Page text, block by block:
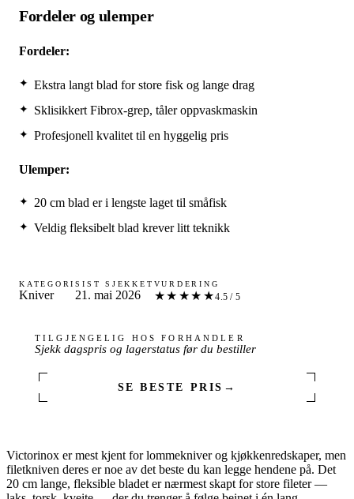
Fordeler og ulemper
Fordeler:
Ekstra langt blad for store fisk og lange drag
Sklisikkert Fibrox-grep, tåler oppvaskmaskin
Profesjonell kvalitet til en hyggelig pris
Ulemper:
20 cm blad er i lengste laget til småfisk
Veldig fleksibelt blad krever litt teknikk
KATEGORI
Kniver
SIST SJEKKET
21. mai 2026
VURDERING
★★★★★4.5 / 5
TILGJENGELIG HOS FORHANDLER
Sjekk dagspris og lagerstatus før du bestiller
SE BESTE PRIS →
Victorinox er mest kjent for lommekniver og kjøkkenredskaper, men
filetkniven deres er noe av det beste du kan legge hendene på. Det
20 cm lange, fleksible bladet er nærmest skapt for store fileter —